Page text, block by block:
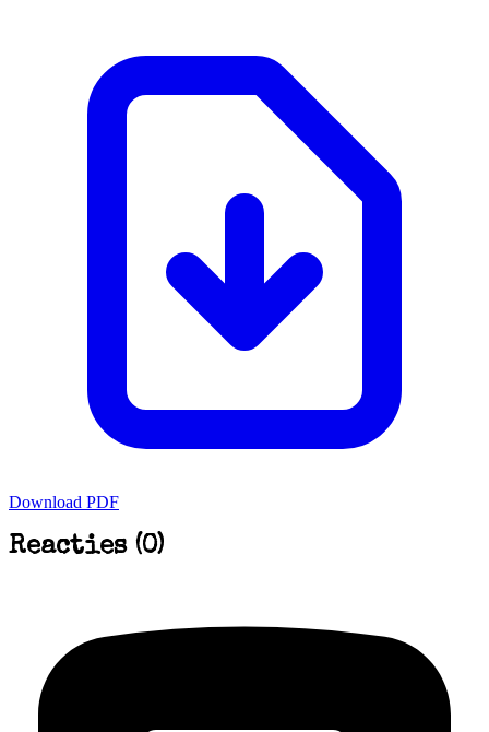
Download PDF
Reacties (0)